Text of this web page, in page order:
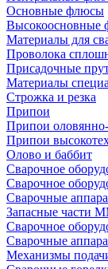
Основные флюсы
Высокоосновные
Материалы для
Проволока
Присадочные
Материалы
Строжка и резка
Припои
Припои
Припои
Олово и баббит
Сварочное
Сварочное
Сварочные
Запасные части
Сварочное
Сварочные
Механизмы